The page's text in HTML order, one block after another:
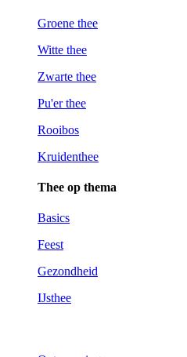
Groene thee
Witte thee
Zwarte thee
Pu'er thee
Rooibos
Kruidenthee
Thee op thema
Basics
Feest
Gezondheid
IJsthee